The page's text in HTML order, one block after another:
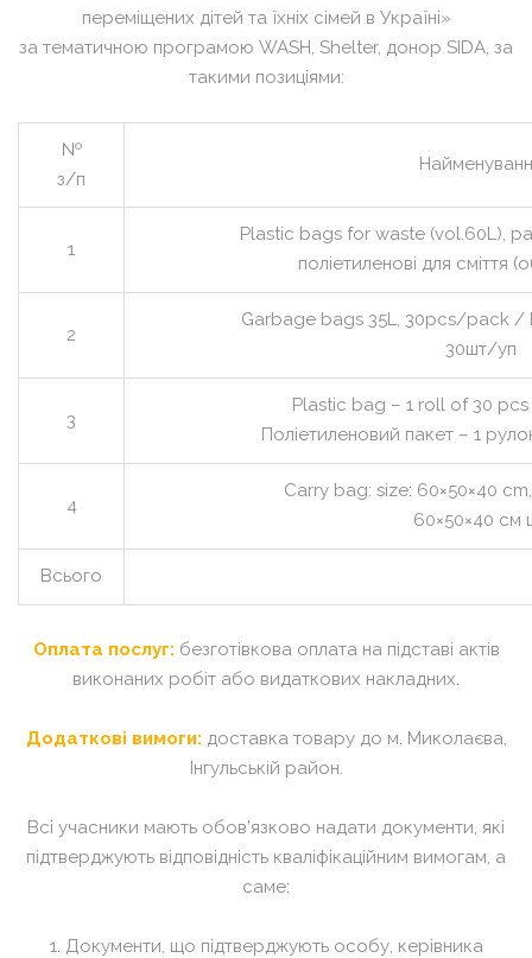
переміщених дітей та їхніх сімей в Україні»
за тематичною програмою WASH, Shelter, донор SIDA, за
такими позиціями:
№
з/п
1
Plastic bags for waste (vol.60L),
поліетиленові для сміття
2
Garbage bags 35L, 30pcs/pack /
30шт/уп
3
Plastic bag – 1 roll of 30
Поліетиленовий пакет – 1
4
Сarry bag: size: 60×50×40
60×50×40 см
Всього
Оплата послуг: безготівкова оплата на підставі актів
виконаних робіт або видаткових накладних.
Додаткові вимоги: доставка товару до м. Миколаєва,
Інгульській район.
Всі учасники мають обов’язково надати документи, які
підтверджують відповідність кваліфікаційним вимогам, а
саме:
1. Документи, що підтверджують особу, керівника